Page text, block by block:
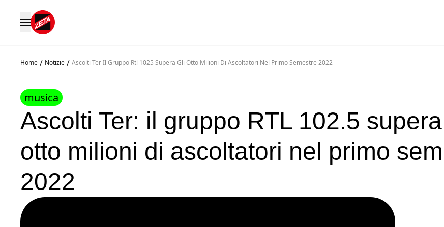
Home / Notizie / Ascolti Ter Il Gruppo Rtl 1025 Supera Gli Otto Milioni Di Ascoltatori Nel Primo Semestre 2022
musica
Ascolti Ter: il gruppo RTL 102.5
otto milioni di ascoltatori nel primo
2022